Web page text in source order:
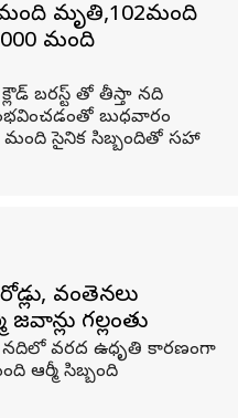
మంది మృతి,102మంది
మంది
బరస్ట్ తో తీస్తా నది
బుధవారం
సైనిక సిబ్బందితో సహా
వంతెనలు
గల్లంతు
వరద ఉధృతి కారణంగా
ఆర్మీ సిబ్బంది